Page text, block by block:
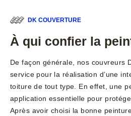
DK COUVERTURE
À qui confier la
De façon générale, nos couvreurs
service pour la réalisation d’une
toiture de tout type. En effet, une
application essentielle pour
Après avoir choisi la bonne